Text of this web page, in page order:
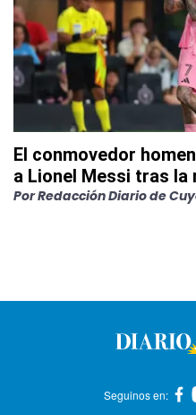
El conmovedor
a Lionel Messi tras la
PorRedacción Diario de
Seguinos en: